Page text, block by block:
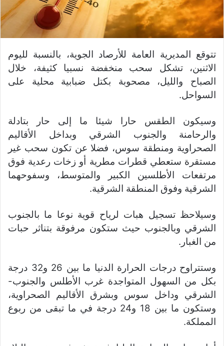
تتوقع المديرية العامة للأرصاد الجوية، بالنسبة لليوم
الاثنين، تشكل سحب منخفضة نسبيا كثيفة، خلال
الصباح والليل، مصحوبة بكتل ضبابية محلية على
السواحل.
وسيكون الطقس حارا شيئا ما إلى حار بتادلة
والرحامنة والجنوب الشرقي وبداخل الأقاليم
الصحراوية ومنطقة سوس، فضلا عن تكون سحب غير
مستقرة ستعطي قطرات مطرية أو زخات رعدية فوق
مرتفعات الأطلسين الكبير والمتوسط، وسفوحهما
الشرقية وفوق المنطقة الشرقية.
وسيلاحظ تسجيل هبات لرياح قوية نوعا ما بالجنوب
الشرقي وبالجنوب حيث ستكون مرفوقة بتناثر حبات
من الغبار.
وستتراوح درجات الحرارة الدنيا ما بين 26 و32 درجة
بكل من السهول المتواجدة غرب الأطلس والجنوب-
الشرقي وداخل سوس وبشرق الأقاليم الصحراوية،
وستكون ما بين 18 و24 درجة في ما تبقى من ربوع
المملكة.